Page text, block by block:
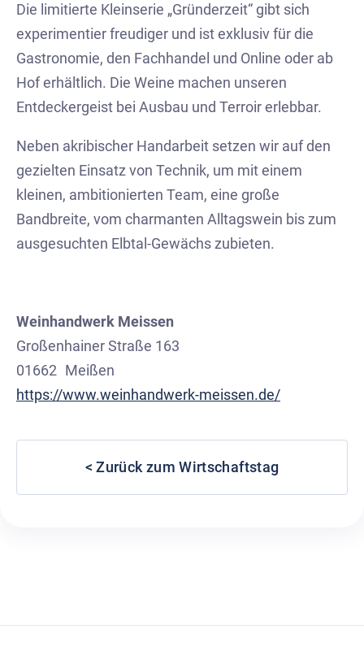
Die limitierte Kleinserie „Gründerzeit“ gibt sich
experimentier freudiger und ist exklusiv für die
Gastronomie, den Fachhandel und Online oder ab
Hof erhältlich. Die Weine machen unseren
Entdeckergeist bei Ausbau und Terroir erlebbar.
Neben akribischer Handarbeit setzen wir auf den
gezielten Einsatz von Technik, um mit einem
kleinen, ambitionierten Team, eine große
Bandbreite, vom charmanten Alltagswein bis zum
ausgesuchten Elbtal-Gewächs zubieten.
Weinhandwerk Meissen
Großenhainer Straße 163
01662 Meißen
https://www.weinhandwerk-meissen.de/
< Zurück zum Wirtschaftstag